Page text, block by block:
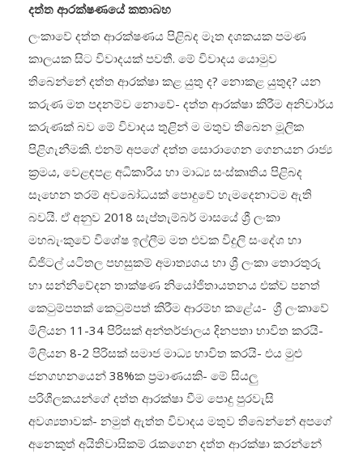
දත්ත ආරක්ෂණයේ කතාබහ
ලංකාවේ දත්ත ආරක්ෂණය පිළිබද මෑත දශකයක පමණ
කාලයක සිට විවාදයක් පවතී. මේ විවාදය යොමුව
තිබෙන්නේ දත්ත ආරක්ෂා කළ යුතු ද? නොකළ යුතුද? යන
කරුණ මත පදනම්ව නොවේ- දත්ත ආරක්ෂා කිරීම අනිවාර්ය
කරුණක් බව මේ විවාදය තුළින් ම මතුව තිබෙන මූලික
පිළිගැනීමකි. එනම් අපගේ දත්ත සොරාගෙන ගෙනයන රාජ්‍ය
ක්‍රමය, වෙළඳපළ අධිකාරිය හා මාධ්‍ය සංස්කෘතිය පිළිබද
සෑහෙන තරම් අවබෝධයක් පොදුවේ හැමදෙනාටම ඇති
බවයි. ඒ අනුව 2018 සැප්තැම්බර් මාසයේ ශ්‍රී ලංකා
මහබැංකුවේ විශේෂ ඉල්ලීම මත එවක විදුලි සංදේශ හා
ඩිජිටල් යටිතල පහසුකම් අමාත්‍යශය හා ශ්‍රී ලංකා තොරතුරු
හා සන්නිවේදන තාක්ෂණ නියෝජිතායතනය එක්ව පනත්
කෙටුම්පතක් කෙටුම්පත් කිරීම ආරම්භ කළේය- ශ්‍රී ලංකාවේ
මිලියන 11-34 පිරිසක් අන්තර්ජාලය දිනපතා භාවිත කරයි-
මිලියන 8-2 පිරිසක් සමාජ මාධ්‍ය භාවිත කරයි- එය මුළු
ජනගහනයෙන් 38%ක ප්‍රමාණයකි- මේ සියලු
පරිශීලකයන්ගේ දත්ත ආරක්ෂා වීම පොදු පුරවැසි
අවශ්‍යතාවක්- නමුත් ඇත්ත විවාදය මතුව තිබෙන්නේ අපගේ
අනෙකුත් අයිතිවාසිකම් රැකගෙන දත්ත ආරක්ෂා කරන්නේ